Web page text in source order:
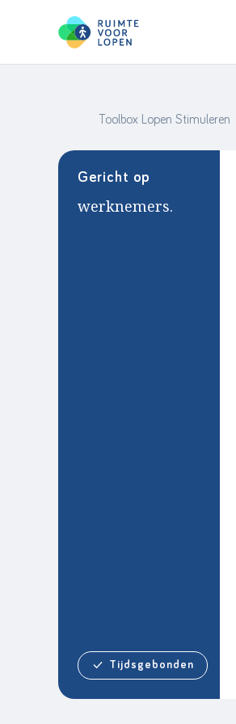
Toolbox Lopen Stimuleren
Gericht op
werknemers.
Tijdsgebonden